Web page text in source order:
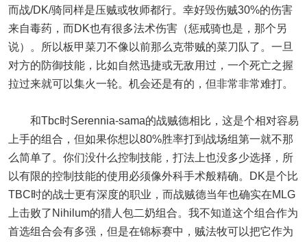
而战/DK/骑同样是压贼或牧师都行。幸好毁伤贼30%的伤害
来自毒药，而DK也有很多法术伤害（惩戒骑也是，那个另
说）。所以板甲菜刀不像以前那么克带贼的菜刀队了。一旦
对方的防御技能，比如自然迅捷或无敌用过，一个死亡之握
拉过来就可以集火一轮。机会还是有的，但非常非常难打。
和Tbc时Serennia-sama的战贼德相比，这是个相对容易
上手的组合，但如果你想以80%胜率打到战场组第一就不那
么简单了。你们没什么控制技能，打法上也没多少选择，所
以有限的控制技能的使用必须像外科手术般精确。DK是个比
TBC时的战士更有深度的职业，而战贼德当年也确实在MLG
上击败了Nihilum的猎人包二奶组合。我不知道这个组合作为
首选组合会有多强，但是在锦标赛中，贼法牧可以把它作为